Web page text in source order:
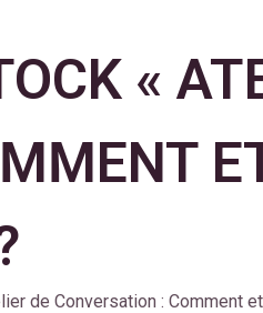
«
de Conversation : Comment